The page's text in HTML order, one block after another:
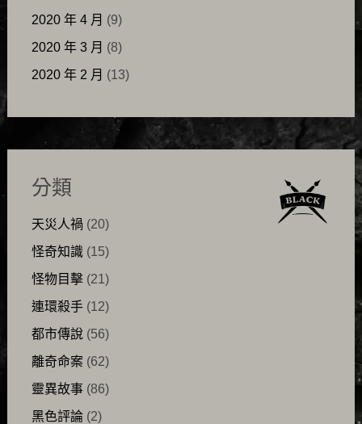
2020 年 4 月 (9)
2020 年 3 月 (8)
2020 年 2 月 (13)
分類
天災人禍 (20)
怪奇知識(15)
怪物目擊(21)
連環殺手(12)
都市傳說(56)
離奇命案(62)
靈異故事(86)
黑色評論(2)